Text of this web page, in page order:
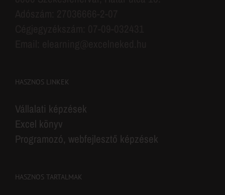
HASZNOS LINKEK
Vállalati képzések
Excel könyv
Programozó, webfejlesztő képzések
HASZNOS TARTALMAK